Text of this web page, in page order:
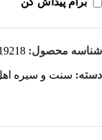
شناسه محصول:
دسته: سنت و سیره